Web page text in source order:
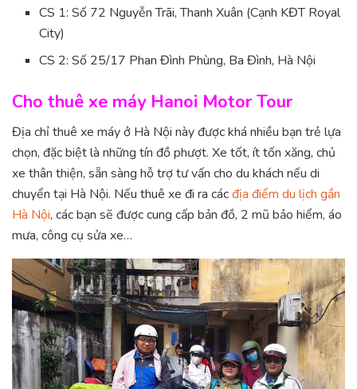
CS 1: Số 72 Nguyễn Trãi, Thanh Xuân (Cạnh KĐT Royal
City)
CS 2: Số 25/17 Phan Đình Phùng, Ba Đình, Hà Nội
Cho thuê xe máy Hanoi Motor Tour
Địa chỉ thuê xe máy ở Hà Nội này được khá nhiều bạn trẻ lựa
chọn, đặc biệt là những tín đồ phượt. Xe tốt, ít tốn xăng, chủ
xe thân thiện, sẵn sàng hỗ trợ tư vấn cho du khách nếu di
chuyển tại Hà Nội. Nếu thuê xe đi ra cácđịa điểm du lịch gần
Hà Nội, các bạn sẽ được cung cấp bản đồ, 2 mũ bảo hiểm, áo
mưa, công cụ sửa xe…